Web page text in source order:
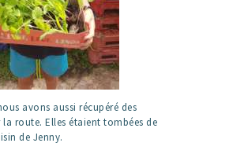
avons aussi récupéré des
la route. Elles étaient tombées de
de Jenny.